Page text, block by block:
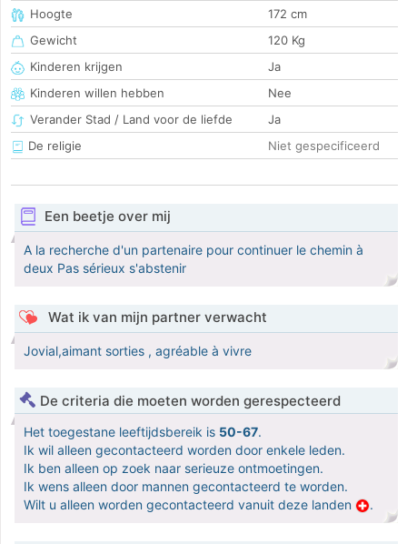
Hoogte
172 cm
Gewicht
120 Kg
Kinderen krijgen
Ja
Kinderen willen hebben
Nee
Verander Stad / Land voor de liefde
Ja
De religie
Niet gespecificeerd
Een beetje over mij
A la recherche d'un partenaire pour continuer le chemin à
deux Pas sérieux s'abstenir
Wat ik van mijn partner verwacht
Jovial,aimant sorties , agréable à vivre
De criteria die moeten worden gerespecteerd
Het toegestane leeftijdsbereik is 50-67.
Ik wil alleen gecontacteerd worden door enkele leden.
Ik ben alleen op zoek naar serieuze ontmoetingen.
Ik wens alleen door mannen gecontacteerd te worden.
Wilt u alleen worden gecontacteerd vanuit deze landen
.